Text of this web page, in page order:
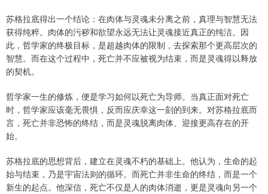
苏格拉底得出一个结论：在肉体与灵魂未分离之前，真理与智慧无法
获得纯粹。肉体的污秽和欲望永远无法让灵魂接近真正的纯洁。因
此，哲学家的终极目标，是超越肉体的限制，去探索那个更高层次的
智慧。而在这个过程中，死亡并不应被视为结束，而是灵魂得以释放
的契机。
哲学家一生的修炼，便是学习如何以死亡为导师。当真正面对死亡
时，哲学家应该毫无畏惧，反而应庆幸这一刻的到来。对苏格拉底而
言，死亡并非恐怖的终结，而是灵魂脱离肉体、迎接更高存在的开
始。
苏格拉底的思想背后，建立在灵魂不朽的基础上。他认为，生命的起
始与结束，乃是宇宙法则的循环。而死亡并非生命的终结，而是一个
新生的起点。他深信，死亡不仅是人的肉体消逝，更是灵魂向另一个